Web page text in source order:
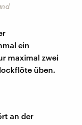
ein
maximal zwei
üben.
an der